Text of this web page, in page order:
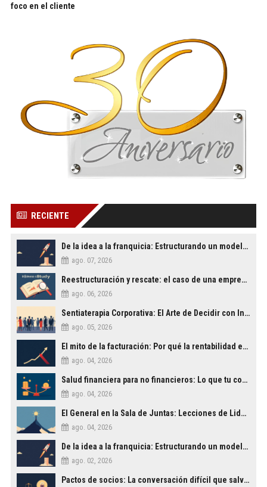
foco en el cliente
RECIENTE
De la idea a la franquicia: Estructurando un modelo de negocio escalable
ago. 07, 2026
Reestructuración y rescate: el caso de una empresa familiar al borde del cierre
ago. 06, 2026
Sentiaterapia Corporativa: El Arte de Decidir con Inteligencia Emocional
ago. 05, 2026
El mito de la facturación: Por qué la rentabilidad es lo único que importa
ago. 04, 2026
Salud financiera para no financieros: Lo que tu contable no te explica
ago. 04, 2026
El General en la Sala de Juntas: Lecciones de Liderazgo Militar para la Empresa Civil
ago. 04, 2026
De la idea a la franquicia: Estructurando un modelo de negocio escalable
ago. 02, 2026
Pactos de socios: La conversación difícil que salva empresas